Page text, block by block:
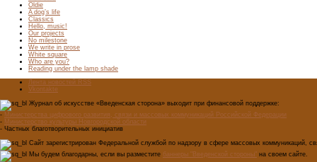
Oldie
A dog’s life
Classics
Hello, music!
Our projects
No milestone
We write in prose
White square
Who are you?
Reading under the lamp shade
Лента новостей RSS
Vkontakte
Журнал об искусстве «Введенская сторона» выходит при финансовой поддержке:
- Министерства цифрового развития, связи и массовых коммуникаций Российской Федерации
- Министерство культуры Новгородской области
- Частных благотворительных инициатив
Сайт зарегистрирован Федеральной службой по надзору в сфере массовых коммуникаций,
Мы будем благодарны, если вы разместите баннеры "Введенской стороны" на своем сайте.